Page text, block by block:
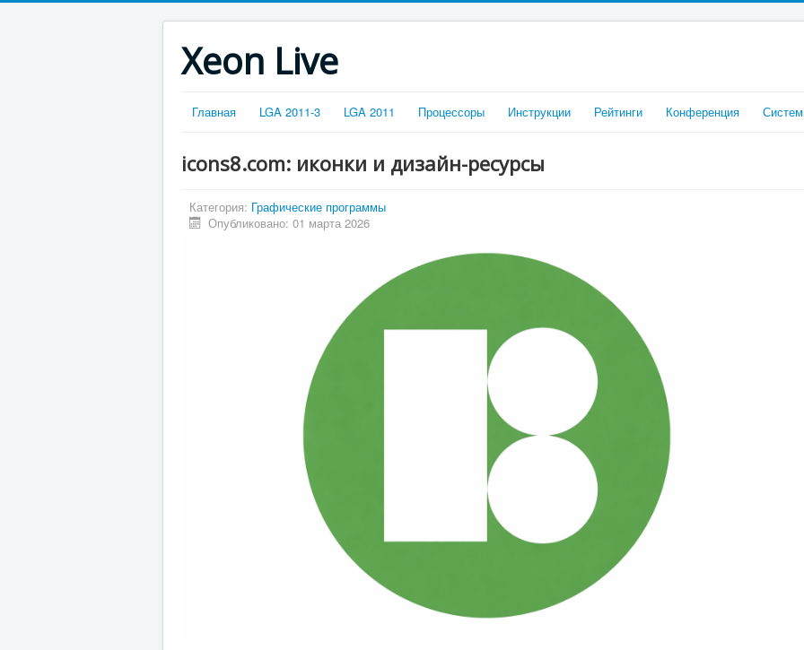
Xeon Live
Главная LGA 2011-3 LGA 2011 Процессоры Инструкции Рейтинги Конференция
icons8.com: иконки и дизайн-ресурсы
Категория: Графические программы
Опубликовано: 01 марта 2026